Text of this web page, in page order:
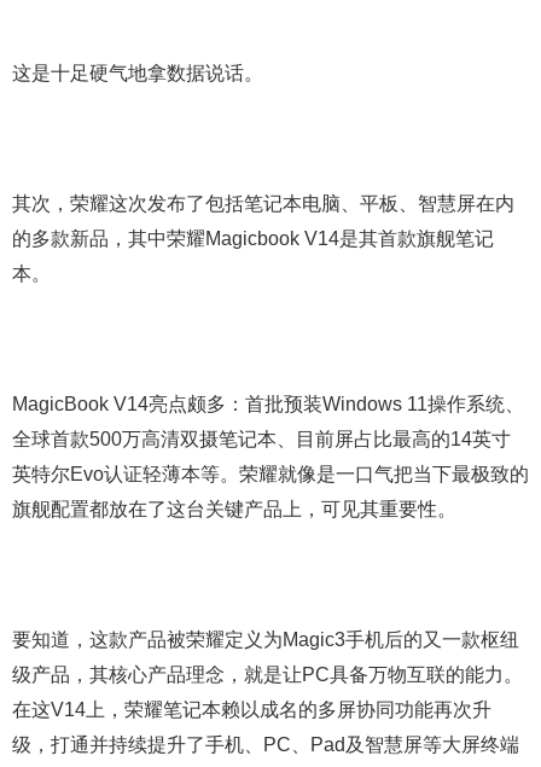
这是十足硬气地拿数据说话。
其次，荣耀这次发布了包括笔记本电脑、平板、智慧屏在内
的多款新品，其中荣耀Magicbook V14是其首款旗舰笔记
本。
MagicBook V14亮点颇多：首批预装Windows 11操作系统、
全球首款500万高清双摄笔记本、目前屏占比最高的14英寸
英特尔Evo认证轻薄本等。荣耀就像是一口气把当下最极致的
旗舰配置都放在了这台关键产品上，可见其重要性。
要知道，这款产品被荣耀定义为Magic3手机后的又一款枢纽
级产品，其核心产品理念，就是让PC具备万物互联的能力。
在这V14上，荣耀笔记本赖以成名的多屏协同功能再次升
级，打通并持续提升了手机、PC、Pad及智慧屏等大屏终端